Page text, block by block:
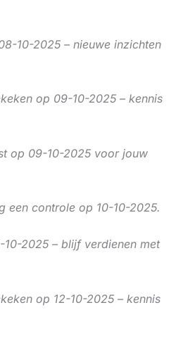
10-2025 – nieuwe inzichten
op 09-10-2025 – kennis
op 09-10-2025 voor jouw
een controle op 10-10-2025.
10-2025 – blijf verdienen met
op 12-10-2025 – kennis